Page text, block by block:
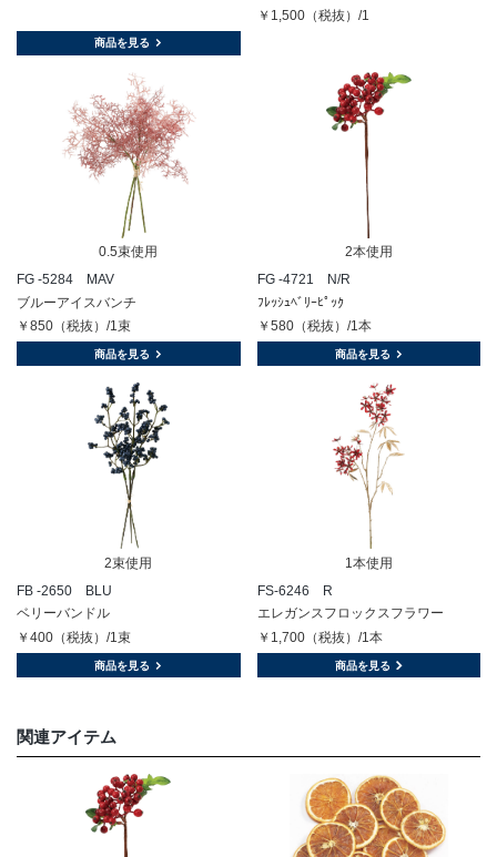
商品を見る
￥1,500（税抜）/1
0.5束使用
FG -5284 MAV
ブルーアイスバンチ
￥850（税抜）/1束
商品を見る
2本使用
FG -4721 N/R
ﾌﾚｯｼｭﾍﾞﾘｰﾋﾟｯｸ
￥580（税抜）/1本
商品を見る
2束使用
FB -2650 BLU
ベリーバンドル
￥400（税抜）/1束
商品を見る
1本使用
FS-6246 R
エレガンスフロックスフラワー
￥1,700（税抜）/1本
商品を見る
関連アイテム